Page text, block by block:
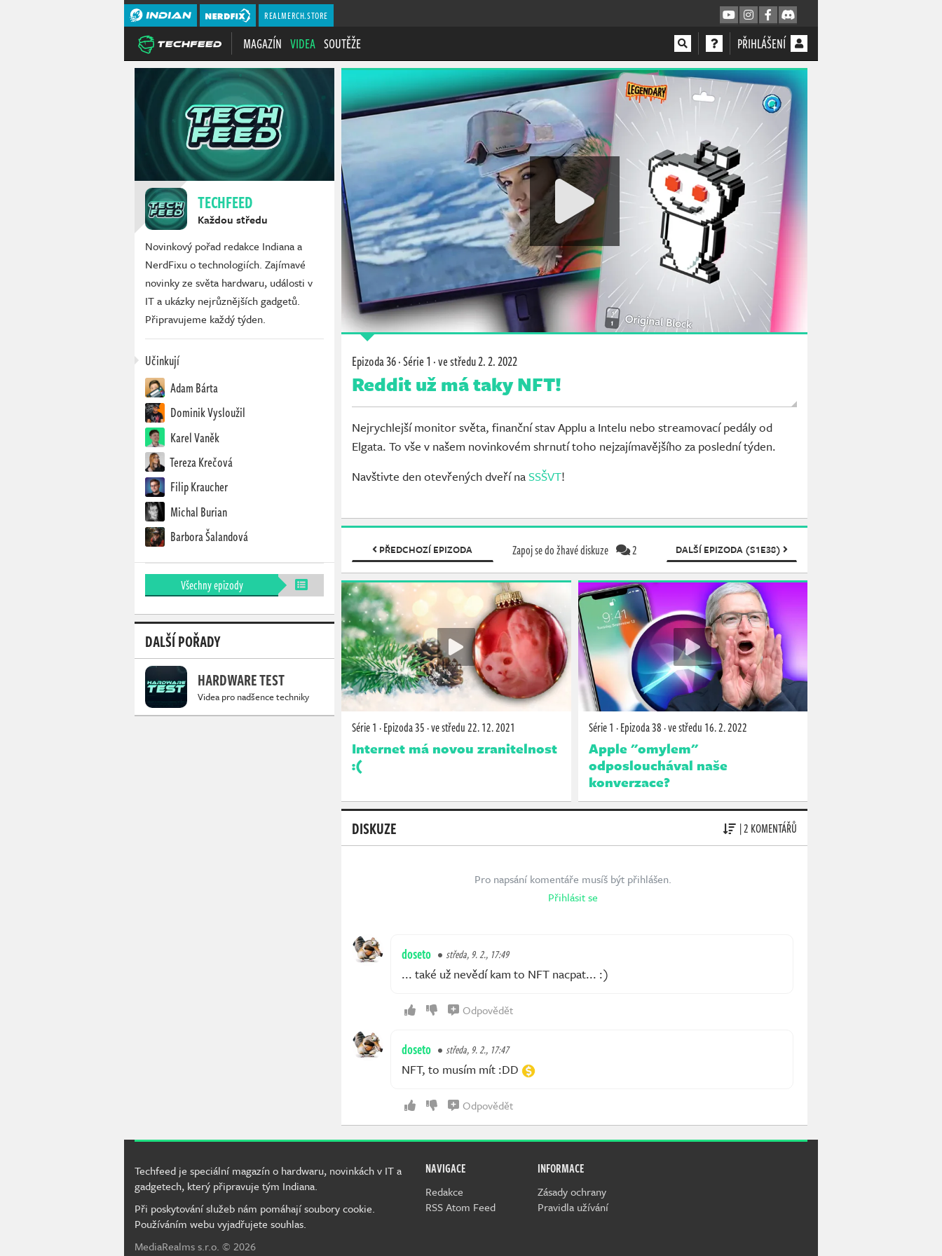
REALMERCH.STORE
MAGAZÍN VIDEA SOUTĚŽE PŘIHLÁŠENÍ
TECHFEED
Každou středu
Novinkový pořad redakce Indiana a
NerdFixu o technologiích. Zajímavé
novinky ze světa hardwaru, události v
IT a ukázky nejrůznějších gadgetů.
Připravujeme každý týden.
Učinkují
Adam Bárta
Dominik Vysloužil
Karel Vaněk
Tereza Krečová
Filip Kraucher
Michal Burian
Barbora Šalandová
Všechny epizody
DALŠÍ POŘADY
HARDWARE TEST
Videa pro nadšence techniky
Epizoda 36 · Série 1 ·ve středu2. 2. 2022
Reddit už má taky NFT!
Nejrychlejší monitor světa, finanční stav Applu a Intelu nebo streamovací pedály od
Elgata. To vše v našem novinkovém shrnutí toho nejzajímavějšího za poslední týden.
Navštivte den otevřených dveří naSSŠVT!
PŘEDCHOZÍ EPIZODA
(S1E35)
Zapoj se do žhavé diskuze 2 DALŠÍ EPIZODA (S1E38)
Série 1 ·Epizoda 35·ve středu22. 12. 2021
Internet má novou zranitelnost
:(
Série 1 ·Epizoda 38·ve středu 16. 2. 2022
Apple "omylem"
odposlouchával naše
konverzace?
DISKUZE | 2 KOMENTÁŘŮ
Pro napsání komentáře musíš být přihlášen.
Přihlásit se
doseto středa, 9. 2., 17:49
... také už nevědí kam to NFT nacpat... :)
Odpovědět
doseto středa, 9. 2., 17:47
NFT, to musím mít :DD
Odpovědět
NAVIGACE
Redakce
RSS Atom Feed
INFORMACE
Zásady ochrany
Pravidla užívání
Techfeed je speciální magazín o hardwaru, novinkách v IT a
gadgetech, který připravuje tým Indiana.
Při poskytování služeb nám pomáhají soubory cookie.
Používáním webu vyjadřujete souhlas.
MediaRealms s.r.o. © 2026